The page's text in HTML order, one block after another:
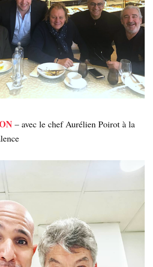
– avec le chef Aurélien Poirot à la